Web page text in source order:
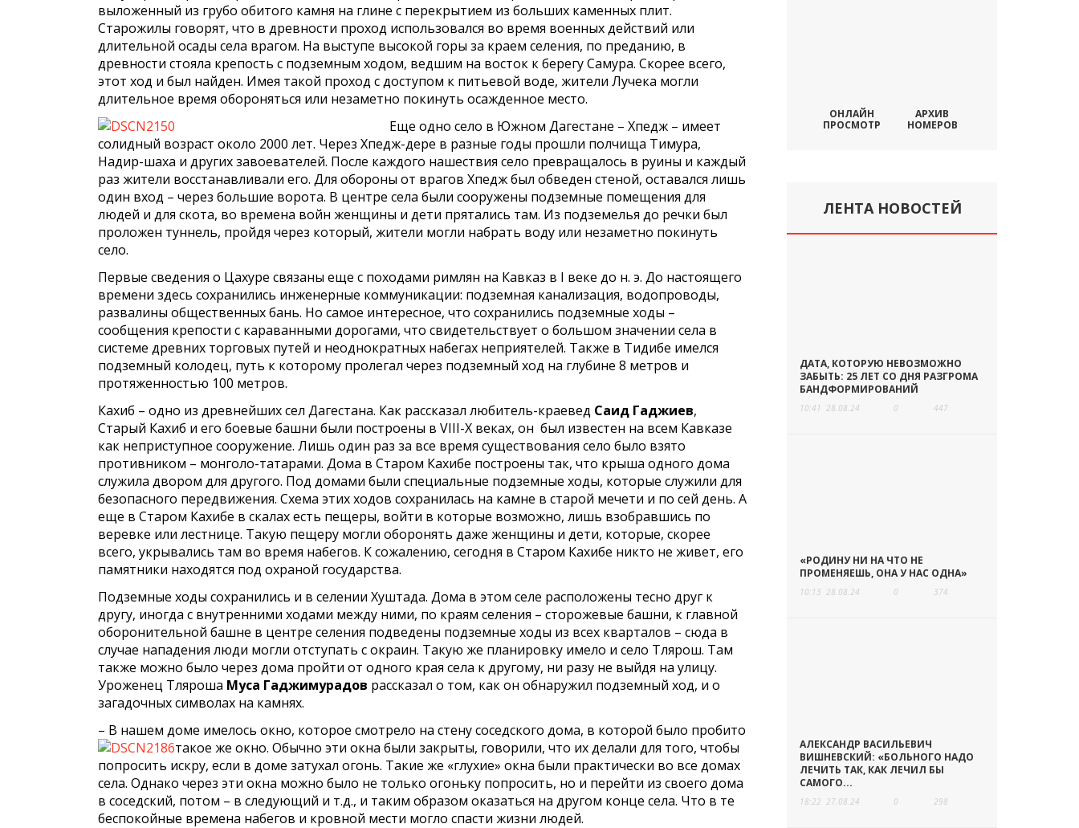
выложенный из грубо обитого камня на глине с перекрытием из больших каменных плит.
Старожилы говорят, что в древности проход использовался во время военных действий или
длительной осады села врагом. На выступе высокой горы за краем селения, по преданию, в
древности стояла крепость с подземным ходом, ведшим на восток к берегу Самура. Скорее всего,
этот ход и был найден. Имея такой проход с доступом к питьевой воде, жители Лучека могли
длительное время обороняться или незаметно покинуть осажденное место.
Еще одно село в Южном Дагестане – Хпедж – имеет
солидный возраст около 2000 лет. Через Хпедж-дере в разные годы прошли полчища Тимура,
Надир-шаха и других завоевателей. После каждого нашествия село превращалось в руины и каждый
раз жители восстанавливали его. Для обороны от врагов Хпедж был обведен стеной, оставался лишь
один вход – через большие ворота. В центре села были сооружены подземные помещения для
людей и для скота, во времена войн женщины и дети прятались там. Из подземелья до речки был
проложен туннель, пройдя через который, жители могли набрать воду или незаметно покинуть
село.
Первые сведения о Цахуре связаны еще с походами римлян на Кавказ в I веке до н. э. До настоящего
времени здесь сохранились инженерные коммуникации: подземная канализация, водопроводы,
развалины общественных бань. Но самое интересное, что сохранились подземные ходы –
сообщения крепости с караванными дорогами, что свидетельствует о большом значении села в
системе древних торговых путей и неоднократных набегах неприятелей. Также в Тидибе имелся
подземный колодец, путь к которому пролегал через подземный ход на глубине 8 метров и
протяженностью 100 метров.
Кахиб – одно из древнейших сел Дагестана. Как рассказал любитель-краевед Саид Гаджиев,
Старый Кахиб и его боевые башни были построены в VIII-Х веках, он был известен на всем Кавказе
как неприступное сооружение. Лишь один раз за все время существования село было взято
противником – монголо-татарами. Дома в Старом Кахибе построены так, что крыша одного дома
служила двором для другого. Под домами были специальные подземные ходы, которые служили для
безопасного передвижения. Схема этих ходов сохранилась на камне в старой мечети и по сей день. А
еще в Старом Кахибе в скалах есть пещеры, войти в которые возможно, лишь взобравшись по
веревке или лестнице. Такую пещеру могли оборонять даже женщины и дети, которые, скорее
всего, укрывались там во время набегов. К сожалению, сегодня в Старом Кахибе никто не живет, его
памятники находятся под охраной государства.
Подземные ходы сохранились и в селении Хуштада. Дома в этом селе расположены тесно друг к
другу, иногда с внутренними ходами между ними, по краям селения – сторожевые башни, к главной
оборонительной башне в центре селения подведены подземные ходы из всех кварталов – сюда в
случае нападения люди могли отступать с окраин. Такую же планировку имело и село Тлярош. Там
также можно было через дома пройти от одного края села к другому, ни разу не выйдя на улицу.
Уроженец Тляроша Муса Гаджимурадов рассказал о том, как он обнаружил подземный ход, и о
загадочных символах на камнях.
– В нашем доме имелось окно, которое смотрело на стену соседского дома, в которой было пробито
такое же окно. Обычно эти окна были закрыты, говорили, что их делали для того, чтобы
попросить искру, если в доме затухал огонь. Такие же «глухие» окна были практически во все домах
села. Однако через эти окна можно было не только огоньку попросить, но и перейти из своего дома
в соседский, потом – в следующий и т.д., и таким образом оказаться на другом конце села. Что в те
беспокойные времена набегов и кровной мести могло спасти жизни людей.
ОНЛАЙН
ПРОСМОТР
АРХИВ
НОМЕРОВ
ЛЕНТА НОВОСТЕЙ
ДАТА, КОТОРУЮ НЕВОЗМОЖНО
ЗАБЫТЬ: 25 ЛЕТ СО ДНЯ РАЗГРОМА
БАНДФОРМИРОВАНИЙ
10:41 28.08.24 0 447
«РОДИНУ НИ НА ЧТО НЕ
ПРОМЕНЯЕШЬ, ОНА У НАС ОДНА»
10:13 28.08.24 0 374
АЛЕКСАНДР ВАСИЛЬЕВИЧ
ВИШНЕВСКИЙ: «БОЛЬНОГО НАДО
ЛЕЧИТЬ ТАК, КАК ЛЕЧИЛ БЫ
САМОГО...
18:22 27.08.24 0 298